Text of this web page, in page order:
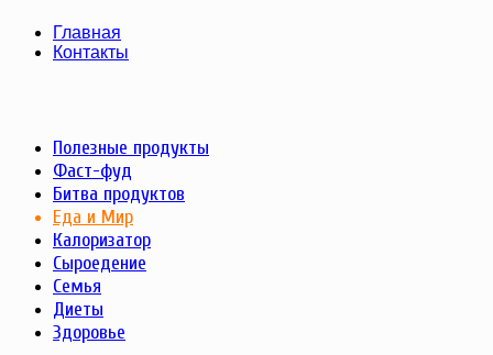
Главная
Контакты
Полезные продукты
Фаст-фуд
Битва продуктов
Еда и Мир
Калоризатор
Сыроедение
Семья
Диеты
Здоровье